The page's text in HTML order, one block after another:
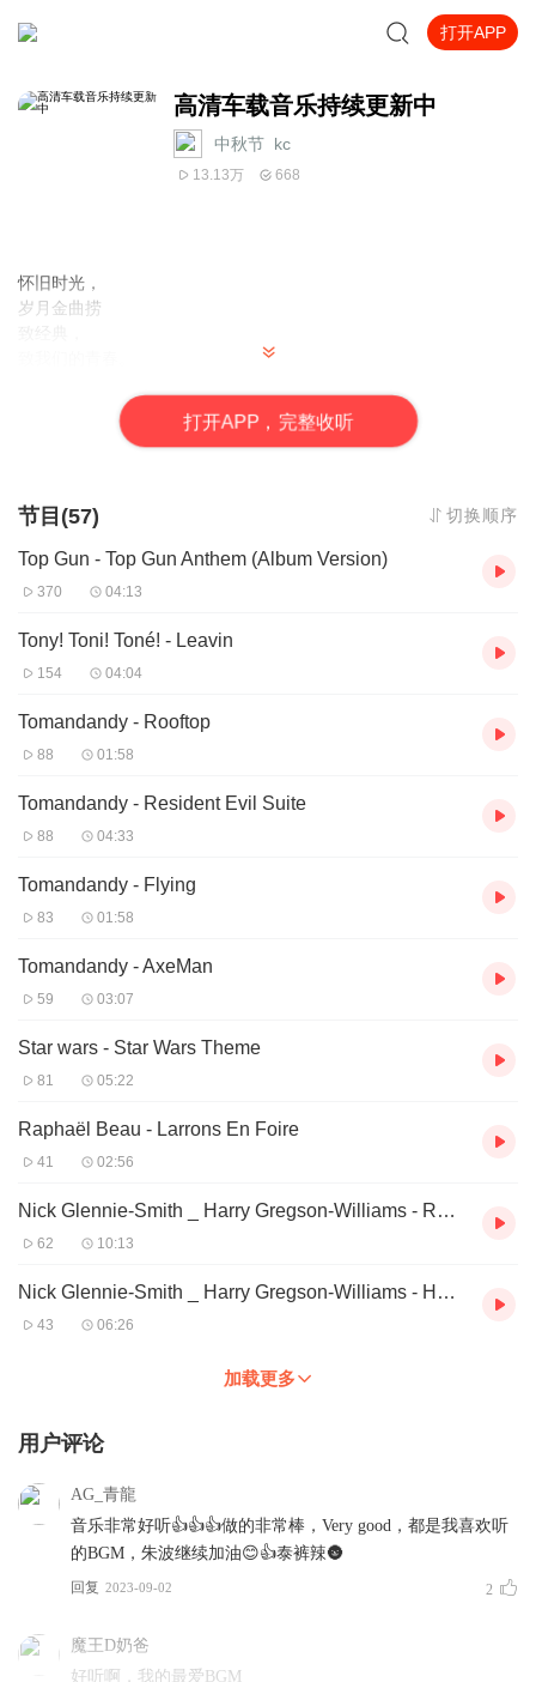
打开APP
高清车载音乐持续更新中
中秋节_kc
13.13万 668
怀旧时光，
岁月金曲捞
无论是夜晚催眠或是车载又或是独自一人，希望有好歌陪伴你左
流群，和志同道合的伙伴一起交流，还有惊喜福利等你来拿！更新
打开APP，完整收听
节目(57) 切换顺序
Top Gun - Top Gun Anthem (Album Version)
370 04:13
Tony! Toni! Toné! - Leavin
154 04:04
Tomandandy - Rooftop
88 01:58
Tomandandy - Resident Evil Suite
88 04:33
Tomandandy - Flying
83 01:58
Tomandandy - AxeMan
59 03:07
Star wars - Star Wars Theme
81 05:22
Raphaël Beau - Larrons En Foire
41 02:56
Nick Glennie-Smith _ Harry Gregson-Williams - Rock House Jail
62 10:13
Nick Glennie-Smith _ Harry Gregson-Williams - Hummell Gets The Rockets
43 06:26
加载更多
用户评论
AG_青龍
音乐非常好听👍👍👍做的非常棒，Very good，都是我喜欢听
的BGM，朱波继续加油😊👍泰裤辣🌚
回复 2023-09-02 2
魔王D奶爸
好听啊，我的最爱BGM